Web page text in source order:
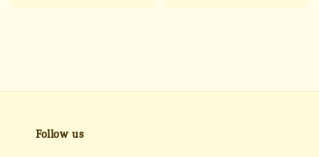
Follow us